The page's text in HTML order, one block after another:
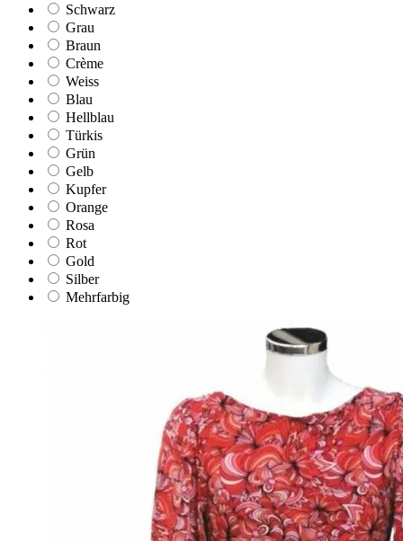
Schwarz
Grau
Braun
Crème
Weiss
Blau
Hellblau
Türkis
Grün
Gelb
Kupfer
Orange
Rosa
Rot
Gold
Silber
Mehrfarbig